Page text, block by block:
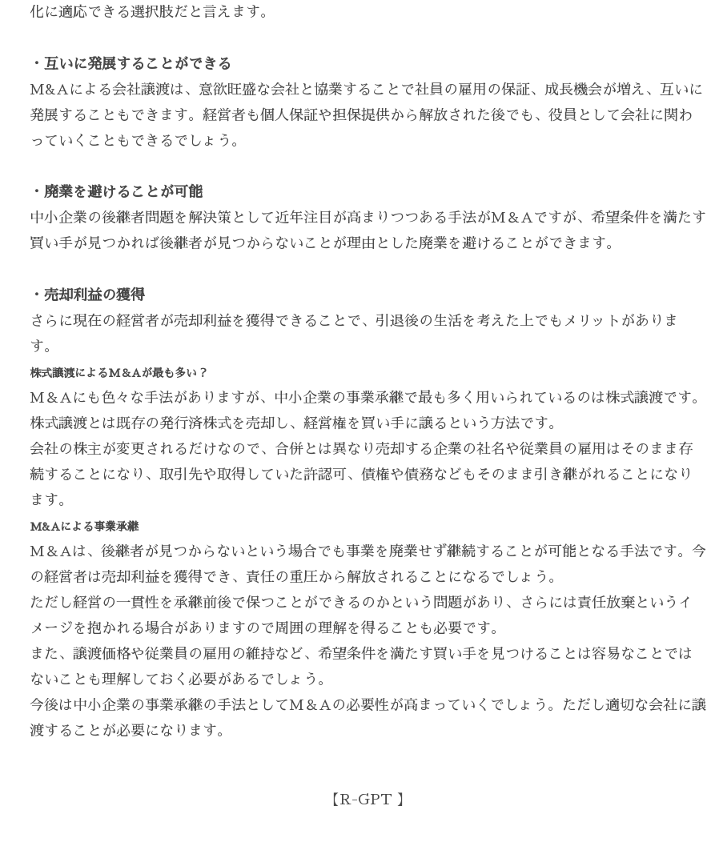
化に適応できる選択肢だと言えます。
・互いに発展することができる
M&Aによる会社譲渡は、意欲旺盛な会社と協業することで社員の雇用の保証、成長機会が増え、互いに
発展することもできます。経営者も個人保証や担保提供から解放された後でも、役員として会社に関わ
っていくこともできるでしょう。
・廃業を避けることが可能
中小企業の後継者問題を解決策として近年注目が高まりつつある手法がM＆Aですが、希望条件を満たす
買い手が見つかれば後継者が見つからないことが理由とした廃業を避けることができます。
・売却利益の獲得
さらに現在の経営者が売却利益を獲得できることで、引退後の生活を考えた上でもメリットがありま
す。
株式譲渡によるM＆Aが最も多い？
M＆Aにも色々な手法がありますが、中小企業の事業承継で最も多く用いられているのは株式譲渡です。
株式譲渡とは既存の発行済株式を売却し、経営権を買い手に譲るという方法です。
会社の株主が変更されるだけなので、合併とは異なり売却する企業の社名や従業員の雇用はそのまま存
続することになり、取引先や取得していた許認可、債権や債務などもそのまま引き継がれることになり
ます。
M&Aによる事業承継
M＆Aは、後継者が見つからないという場合でも事業を廃業せず継続することが可能となる手法です。今
の経営者は売却利益を獲得でき、責任の重圧から解放されることになるでしょう。
ただし経営の一貫性を承継前後で保つことができるのかという問題があり、さらには責任放棄というイ
メージを抱かれる場合がありますので周囲の理解を得ることも必要です。
また、譲渡価格や従業員の雇用の維持など、希望条件を満たす買い手を見つけることは容易なことでは
ないことも理解しておく必要があるでしょう。
今後は中小企業の事業承継の手法としてM＆Aの必要性が高まっていくでしょう。ただし適切な会社に譲
渡することが必要になります。
【R-GPT 】